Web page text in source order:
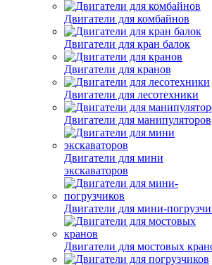
Двигатели для комбайнов
Двигатели для кран балок
Двигатели для кранов
Двигатели для лесотехники
Двигатели для манипуляторов
Двигатели для мини
экскаваторов
Двигатели для мини-
Двигатели для мостовых